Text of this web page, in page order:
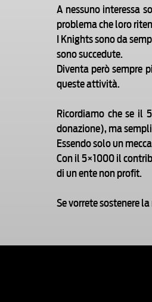
A nessuno interessa
problema che loro
I Knights sono da
sono succedute.
Diventa però sempre
queste attività.
Ricordiamo che se il
donazione), ma
Essendo solo un
Con il 5×1000 il
di un ente non profit.
Se vorrete sostenere